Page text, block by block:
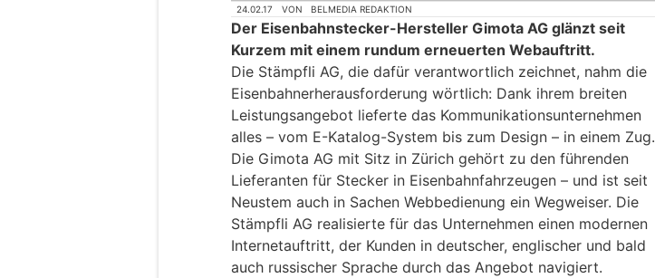
24.02.17 VON BELMEDIA REDAKTION
Der Eisenbahnstecker-Hersteller Gimota AG glänzt seit
Kurzem mit einem rundum erneuerten Webauftritt.
Die Stämpfli AG, die dafür verantwortlich zeichnet, nahm die
Eisenbahnerherausforderung wörtlich: Dank ihrem breiten
Leistungsangebot lieferte das Kommunikationsunternehmen
alles – vom E-Katalog-System bis zum Design – in einem Zug.
Die Gimota AG mit Sitz in Zürich gehört zu den führenden
Lieferanten für Stecker in Eisenbahnfahrzeugen – und ist seit
Neustem auch in Sachen Webbedienung ein Wegweiser. Die
Stämpfli AG realisierte für das Unternehmen einen modernen
Internetauftritt, der Kunden in deutscher, englischer und bald
auch russischer Sprache durch das Angebot navigiert.